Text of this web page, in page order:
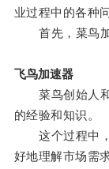
业过程中的各种
首先，菜鸟加
飞鸟加速器
菜鸟创始人和
的经验和知识。
这个过程中，
好地理解市场需